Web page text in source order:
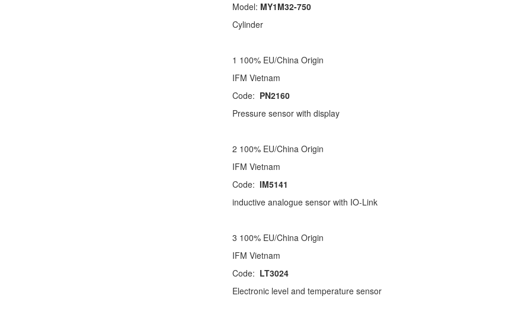
Model: MY1M32-750
Cylinder
1 100% EU/China Origin
IFM Vietnam
Code: PN2160
Pressure sensor with display
2 100% EU/China Origin
IFM Vietnam
Code: IM5141
inductive analogue sensor with IO-Link
3 100% EU/China Origin
IFM Vietnam
Code: LT3024
Electronic level and temperature sensor